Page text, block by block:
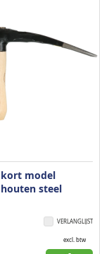
model
steel
VERLANGLIJST
excl. btw